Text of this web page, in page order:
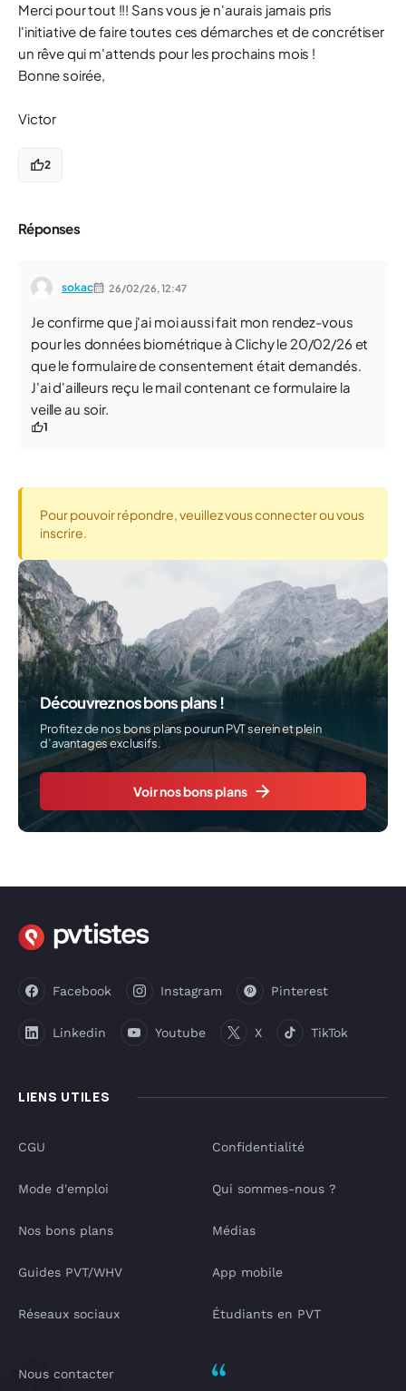
Merci pour tout !!! Sans vous je n'aurais jamais pris
l'initiative de faire toutes ces démarches et de concrétiser
un rêve qui m'attends pour les prochains mois !
Bonne soirée,
Victor
2
Réponses
sokac 26/02/26,12:47
Je confirme que j'ai moi aussi fait mon rendez-vous
pour les données biométrique à Clichy le 20/02/26 et
que le formulaire de consentement était demandés.
J'ai d'ailleurs reçu le mail contenant ce formulaire la
veille au soir.
1
Pour pouvoir répondre, veuillez vous connecter ou vous
inscrire.
Découvrez nos bons plans !
Profitez de nos bons plans pour un PVT serein et plein
d’avantages exclusifs.
Voir nos bons plans
LIENS UTILES
Facebook Instagram Pinterest
Linkedin Youtube X TikTok
CGU
Mode d'emploi
Nos bons plans
Guides PVT/WHV
Réseaux sociaux
Confidentialité
Qui sommes-nous ?
Médias
App mobile
Étudiants en PVT
Nous contacter